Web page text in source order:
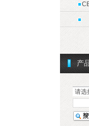
产
请选